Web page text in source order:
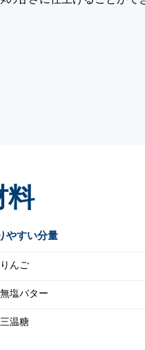
料
やすい分量
りんご
無塩バター
三温糖